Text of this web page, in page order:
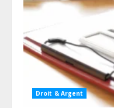
Droit & Argent